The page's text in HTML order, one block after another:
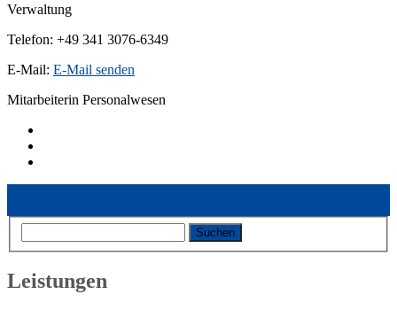
Verwaltung
Telefon: +49 341 3076-6349
E-Mail: E-Mail senden
Mitarbeiterin Personalwesen
Leistungen